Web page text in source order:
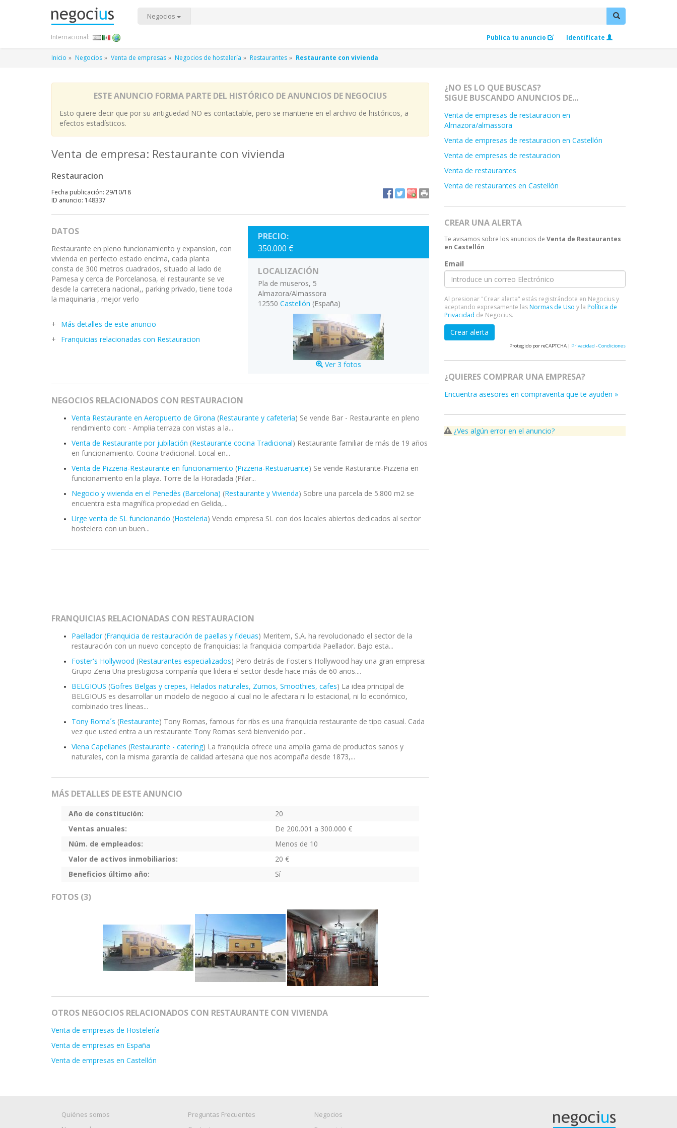
Negocios
Publica tu anuncio Identifícate
Internacional:
Inicio Negocios Venta de empresas Negocios de hostelería Restaurantes Restaurante con vivienda
ESTE ANUNCIO FORMA PARTE DEL HISTÓRICO DE ANUNCIOS DE NEGOCIUS
Esto quiere decir que por su antigüedad NO es contactable, pero se mantiene en el archivo de históricos, a
efectos estadísticos.
Venta de empresa: Restaurante con vivienda
Restauracion
Fecha publicación: 29/10/18
ID anuncio: 148337
DATOS
Restaurante en pleno funcionamiento y expansion, con
vivienda en perfecto estado encima, cada planta
consta de 300 metros cuadrados, situado al lado de
Pamesa y cerca de Porcelanosa, el restaurante se ve
desde la carretera nacional,, parking privado, tiene toda
la maquinaria , mejor verlo
Más detalles de este anuncio
Franquicias relacionadas con Restauracion
PRECIO:
350.000 €
LOCALIZACIÓN
Pla de museros, 5
Almazora/Almassora
12550 Castellón (España)
Ver 3 fotos
NEGOCIOS RELACIONADOS CON RESTAURACION
Venta Restaurante en Aeropuerto de Girona (Restaurante y cafetería) Se vende Bar - Restaurante en pleno
rendimiento con: - Amplia terraza con vistas a la...
Venta de Restaurante por jubilación (Restaurante cocina Tradicional) Restaurante familiar de más de 19 años
en funcionamiento. Cocina tradicional. Local en...
Venta de Pizzeria-Restaurante en funcionamiento (Pizzeria-Restuaruante) Se vende Rasturante-Pizzeria en
funcionamiento en la playa. Torre de la Horadada (Pilar...
Negocio y vivienda en el Penedès (Barcelona) (Restaurante y Vivienda) Sobre una parcela de 5.800 m2 se
encuentra esta magnífica propiedad en Gelida,...
Urge venta de SL funcionando (Hosteleria) Vendo empresa SL con dos locales abiertos dedicados al sector
hostelero con un buen...
FRANQUICIAS RELACIONADAS CON RESTAURACION
Paellador (Franquicia de restauración de paellas y fideuas) Meritem, S.A. ha revolucionado el sector de la
restauración con un nuevo concepto de franquicias: la franquicia compartida Paellador. Bajo esta...
Foster's Hollywood (Restaurantes especializados) Pero detrás de Foster's Hollywood hay una gran empresa:
Grupo Zena Una prestigiosa compañía que lidera el sector desde hace más de 60 años....
BELGIOUS (Gofres Belgas y crepes, Helados naturales, Zumos, Smoothies, cafes) La idea principal de
BELGIOUS es desarrollar un modelo de negocio al cual no le afectara ni lo estacional, ni lo económico,
combinado tres líneas...
Tony Roma´s (Restaurante) Tony Romas, famous for ribs es una franquicia restaurante de tipo casual. Cada
vez que usted entra a un restaurante Tony Romas será bienvenido por...
Viena Capellanes (Restaurante - catering) La franquicia ofrece una amplia gama de productos sanos y
naturales, con la misma garantía de calidad artesana que nos acompaña desde 1873,...
MÁS DETALLES DE ESTE ANUNCIO
Año de constitución:
20
Ventas anuales:
De 200.001 a 300.000 €
Núm. de empleados:
Menos de 10
Valor de activos inmobiliarios:
20 €
Beneficios último año:
Sí
FOTOS (3)
OTROS NEGOCIOS RELACIONADOS CON RESTAURANTE CON VIVIENDA
Venta de empresas de Hostelería
Venta de empresas en España
Venta de empresas en Castellón
¿NO ES LO QUE BUSCAS?
SIGUE BUSCANDO ANUNCIOS DE...
Venta de empresas de restauracion en
Almazora/almassora
Venta de empresas de restauracion en Castellón
Venta de empresas de restauracion
Venta de restaurantes
Venta de restaurantes en Castellón
CREAR UNA ALERTA
Te avisamos sobre los anuncios de Venta de Restaurantes
en Castellón
Email
Al presionar "Crear alerta" estás registrándote en Negocius y
aceptando expresamente lasNormas de Uso y la Política de
Privacidad de Negocius.
Crear alerta
Protegido por reCAPTCHA | Privacidad -Condiciones
¿QUIERES COMPRAR UNA EMPRESA?
Encuentra asesores en compraventa que te ayuden »
¿Ves algún error en el anuncio?
Quiénes somos
Preguntas Frecuentes
Negocios